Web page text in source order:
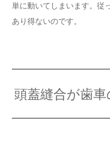
単に動いてしまいます。従
あり得ないのです。
頭蓋縫合が歯車